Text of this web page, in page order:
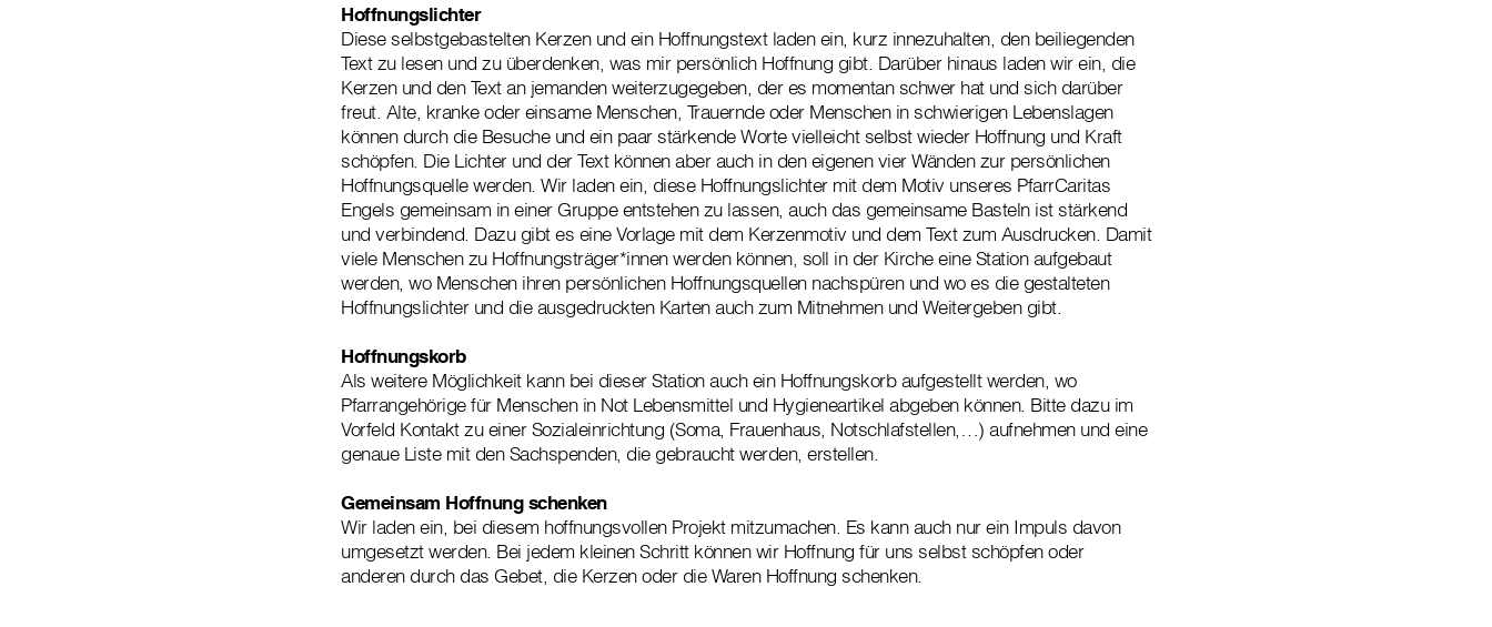
Hoffnungslichter
Diese selbstgebastelten Kerzen und ein Hoffnungstext laden ein, kurz innezuhalten, den beiliegenden
Text zu lesen und zu überdenken, was mir persönlich Hoffnung gibt. Darüber hinaus laden wir ein, die
Kerzen und den Text an jemanden weiterzugegeben, der es momentan schwer hat und sich darüber
freut. Alte, kranke oder einsame Menschen, Trauernde oder Menschen in schwierigen Lebenslagen
können durch die Besuche und ein paar stärkende Worte vielleicht selbst wieder Hoffnung und Kraft
schöpfen. Die Lichter und der Text können aber auch in den eigenen vier Wänden zur persönlichen
Hoffnungsquelle werden. Wir laden ein, diese Hoffnungslichter mit dem Motiv unseres PfarrCaritas
Engels gemeinsam in einer Gruppe entstehen zu lassen, auch das gemeinsame Basteln ist stärkend
und verbindend. Dazu gibt es eine Vorlage mit dem Kerzenmotiv und dem Text zum Ausdrucken. Damit
viele Menschen zu Hoffnungsträger*innen werden können, soll in der Kirche eine Station aufgebaut
werden, wo Menschen ihren persönlichen Hoffnungsquellen nachspüren und wo es die gestalteten
Hoffnungslichter und die ausgedruckten Karten auch zum Mitnehmen und Weitergeben gibt.
Hoffnungskorb
Als weitere Möglichkeit kann bei dieser Station auch ein Hoffnungskorb aufgestellt werden, wo
Pfarrangehörige für Menschen in Not Lebensmittel und Hygieneartikel abgeben können. Bitte dazu im
Vorfeld Kontakt zu einer Sozialeinrichtung (Soma, Frauenhaus, Notschlafstellen,…) aufnehmen und eine
genaue Liste mit den Sachspenden, die gebraucht werden, erstellen.
Gemeinsam Hoffnung schenken
Wir laden ein, bei diesem hoffnungsvollen Projekt mitzumachen. Es kann auch nur ein Impuls davon
umgesetzt werden. Bei jedem kleinen Schritt können wir Hoffnung für uns selbst schöpfen oder
anderen durch das Gebet, die Kerzen oder die Waren Hoffnung schenken.